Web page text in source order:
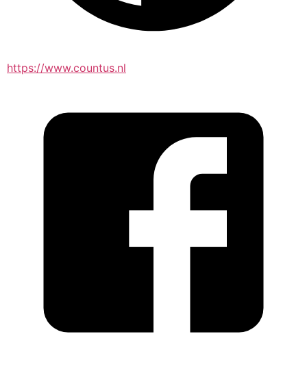
https://www.countus.nl